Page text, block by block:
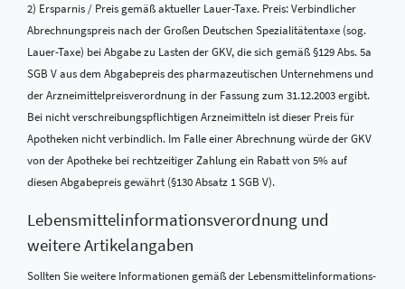
2) Ersparnis / Preis gemäß aktueller Lauer-Taxe. Preis: Verbindlicher
Abrechnungspreis nach der Großen Deutschen Spezialitätentaxe (sog.
Lauer-Taxe) bei Abgabe zu Lasten der GKV, die sich gemäß §129 Abs. 5a
SGB V aus dem Abgabepreis des pharmazeutischen Unternehmens und
der Arzneimittelpreisverordnung in der Fassung zum 31.12.2003 ergibt.
Bei nicht verschreibungspflichtigen Arzneimitteln ist dieser Preis für
Apotheken nicht verbindlich. Im Falle einer Abrechnung würde der GKV
von der Apotheke bei rechtzeitiger Zahlung ein Rabatt von 5% auf
diesen Abgabepreis gewährt (§130 Absatz 1 SGB V).
Lebensmittel­informations­verordnung und
weitere Artikelangaben
Sollten Sie weitere Informationen gemäß der Lebensmittel­informations­